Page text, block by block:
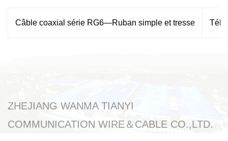
Câble coaxial série RG6—Ruban simple et tresse
ZHEJIANG WANMA TIANYI
COMMUNICATION WIRE＆CABLE CO.,LTD.